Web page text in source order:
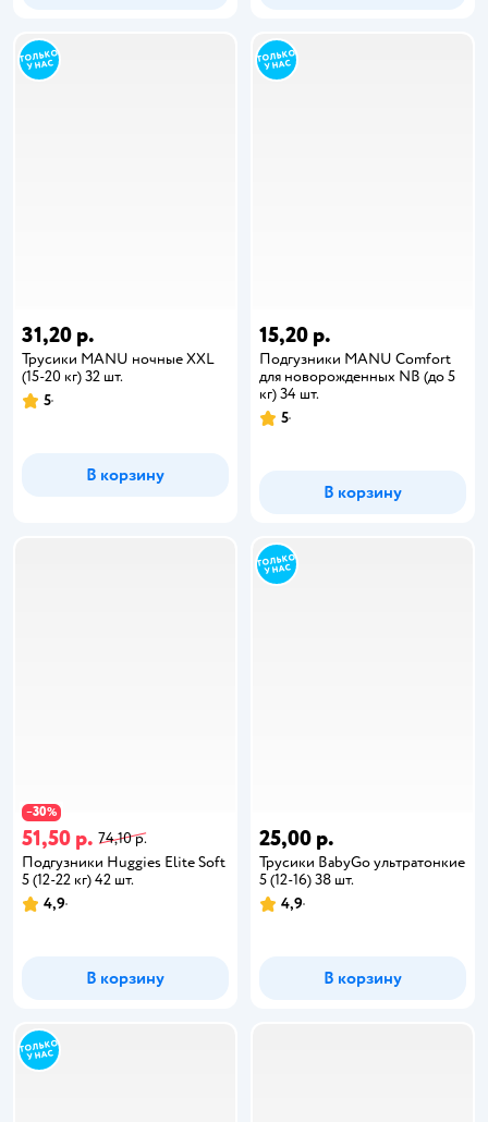
31,20 р.
Трусики MANU ночные XXL
(15-20 кг) 32 шт.
5
В корзину
15,20 р.
Подгузники MANU Comfort
для новорожденных NB (до 5
кг) 34 шт.
5
В корзину
−30%
51,50 р. 74,10 р.
Подгузники Huggies Elite Soft
5 (12-22 кг) 42 шт.
4,9
В корзину
25,00 р.
Трусики BabyGo ультратонкие
5 (12-16) 38 шт.
4,9
В корзину